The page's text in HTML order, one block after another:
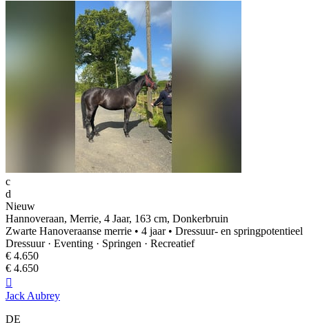
c
d
Nieuw
Hannoveraan, Merrie, 4 Jaar, 163 cm, Donkerbruin
Zwarte Hanoveraanse merrie • 4 jaar • Dressuur- en springpotentieel
Dressuur · Eventing · Springen · Recreatief
€ 4.650
€ 4.650

Jack Aubrey
DE